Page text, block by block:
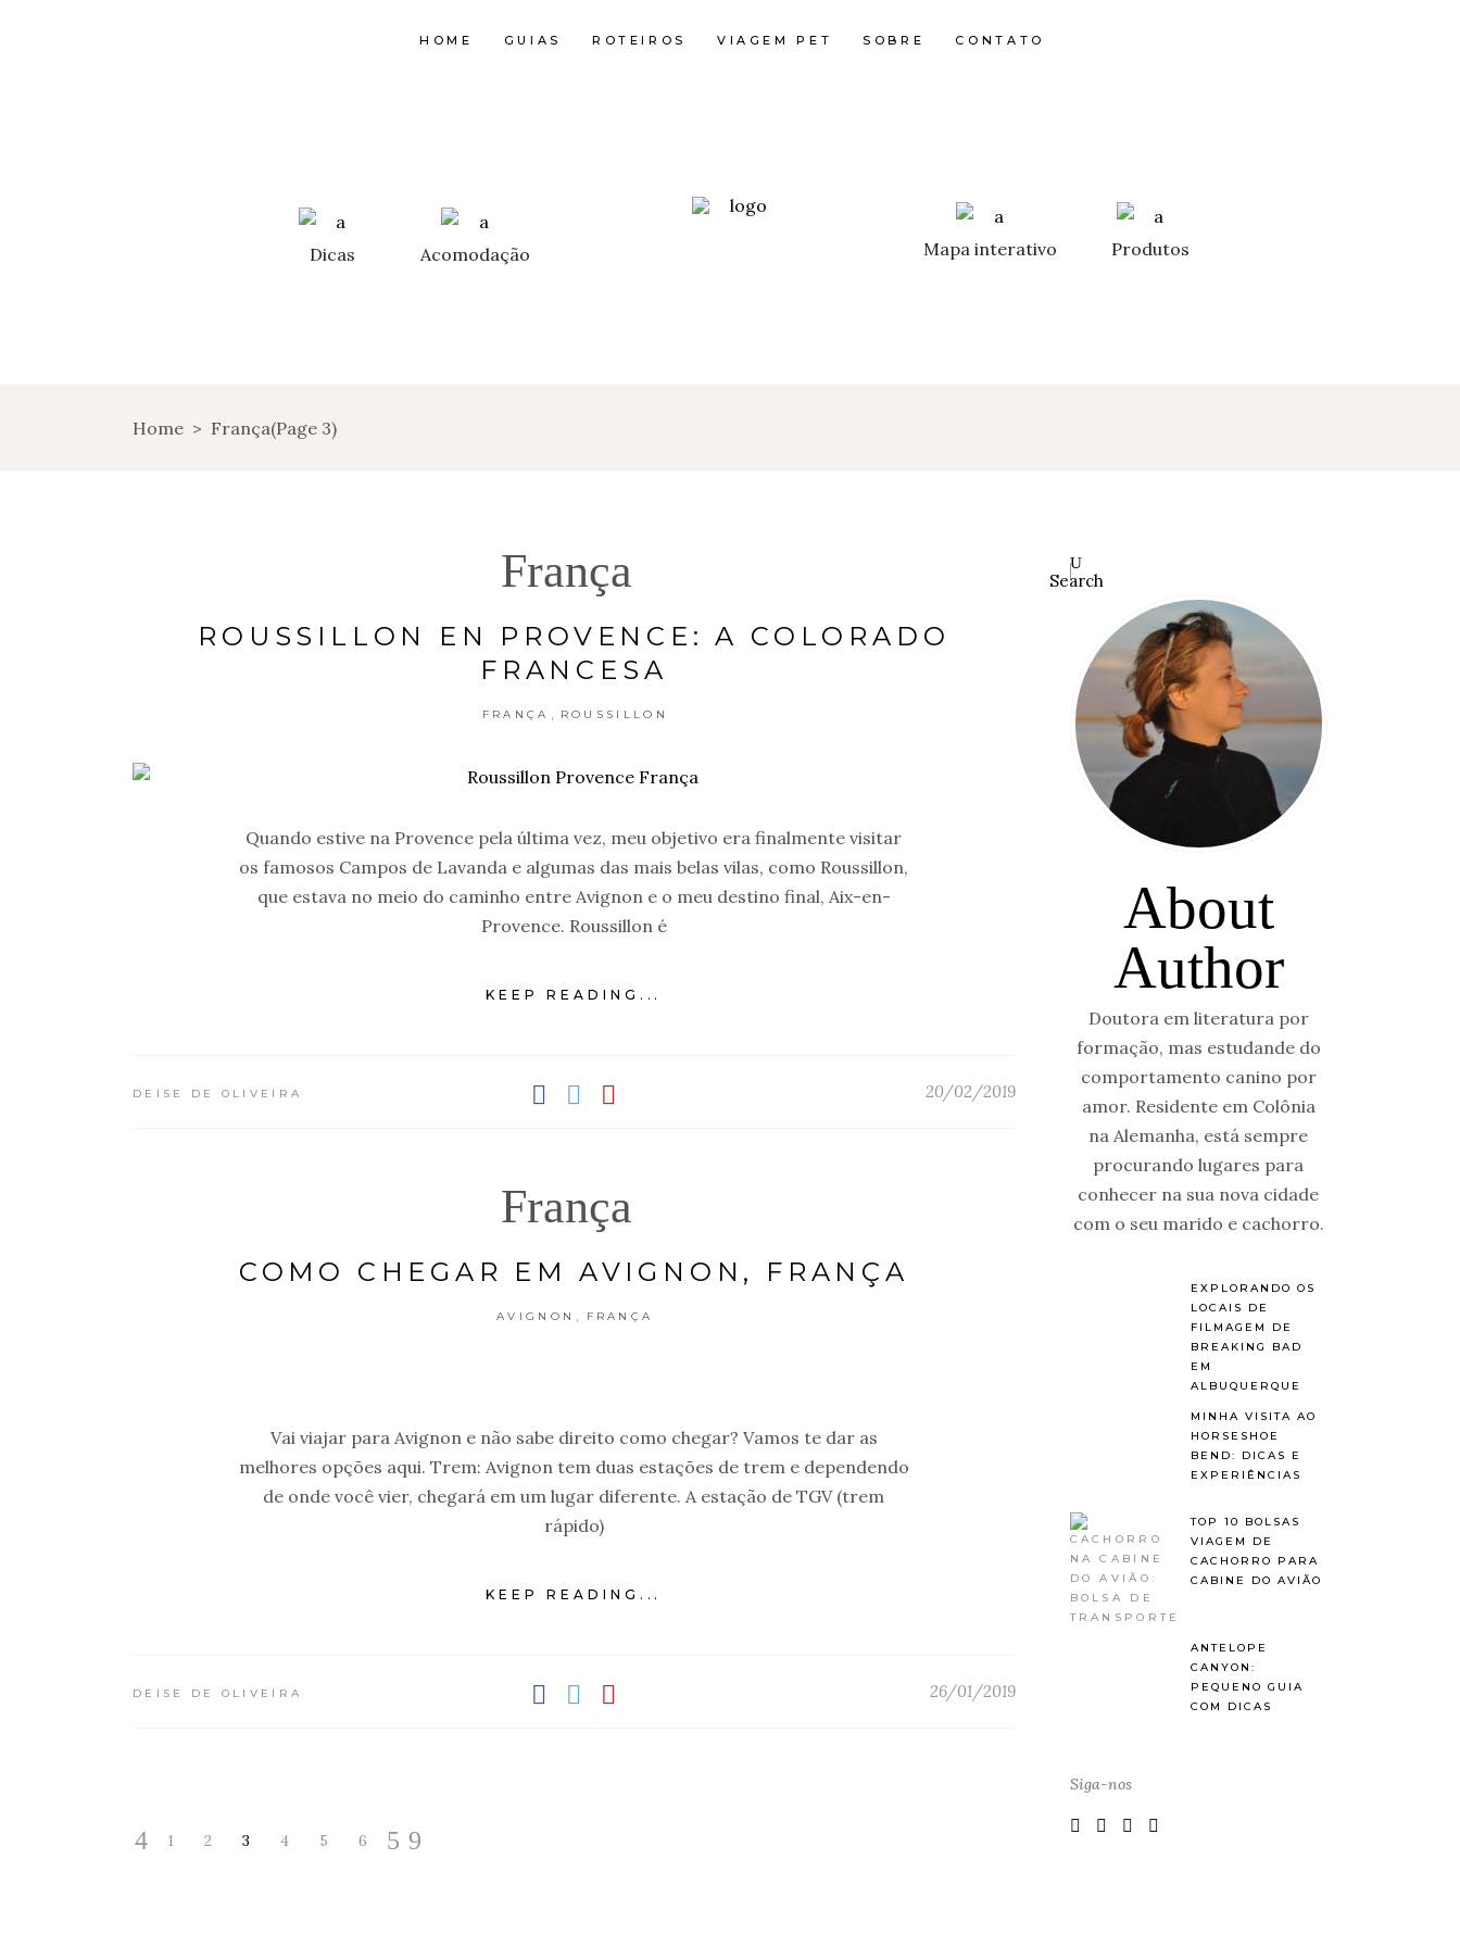
HOME GUIAS ROTEIROS VIAGEM PET SOBRE CONTATO
Dicas Acomodação Mapa interativo Produtos
Home > França(Page 3)
França
ROUSSILLON EN PROVENCE: A COLORADO
FRANCESA
FRANÇA ROUSSILLON
Quando estive na Provence pela última vez, meu objetivo era finalmente visitar
os famosos Campos de Lavanda e algumas das mais belas vilas, como Roussillon,
que estava no meio do caminho entre Avignon e o meu destino final, Aix-en-
Provence. Roussillon é
KEEP READING...
DEISE DE OLIVEIRA 20/02/2019
França
COMO CHEGAR EM AVIGNON, FRANÇA
AVIGNON FRANÇA
Vai viajar para Avignon e não sabe direito como chegar? Vamos te dar as
melhores opções aqui. Trem: Avignon tem duas estações de trem e dependendo
de onde você vier, chegará em um lugar diferente. A estação de TGV (trem
rápido)
KEEP READING...
DEISE DE OLIVEIRA 26/01/2019
1 2 3 4 5 6
Search
About
Author
Doutora em literatura por
formação, mas estudande do
comportamento canino por
amor. Residente em Colônia
na Alemanha, está sempre
procurando lugares para
conhecer na sua nova cidade
com o seu marido e cachorro.
EXPLORANDO OS
LOCAIS DE
FILMAGEM DE
BREAKING BAD
EM
ALBUQUERQUE
MINHA VISITA AO
HORSESHOE
BEND: DICAS E
EXPERIÊNCIAS
TOP 10 BOLSAS
VIAGEM DE
CACHORRO PARA
CABINE DO AVIÃO
ANTELOPE
CANYON:
PEQUENO GUIA
COM DICAS
Siga-nos